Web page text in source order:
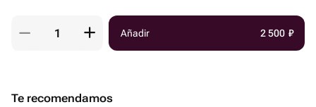
Añadir 2 500 ₽
Te recomendamos